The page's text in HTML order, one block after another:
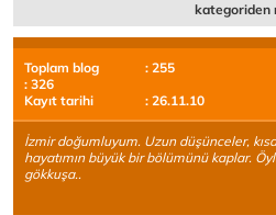
kategoriden
Toplam blog
: 255
: 326
Kayıt tarihi
: 26.11.10
İzmir doğumluyum. Uzun düşünceler,
hayatımın büyük bir bölümünü kaplar.
gökkuşa..